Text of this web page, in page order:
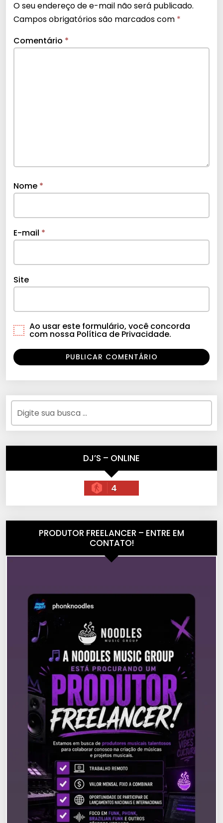
O seu endereço de e-mail não será publicado.
Campos obrigatórios são marcados com *
Comentário *
Nome *
E-mail *
Site
Ao usar este formulário, você concorda
com nossa Política de Privacidade.
DJ’S – ONLINE
4
PRODUTOR FREELANCER – ENTRE EM
CONTATO!